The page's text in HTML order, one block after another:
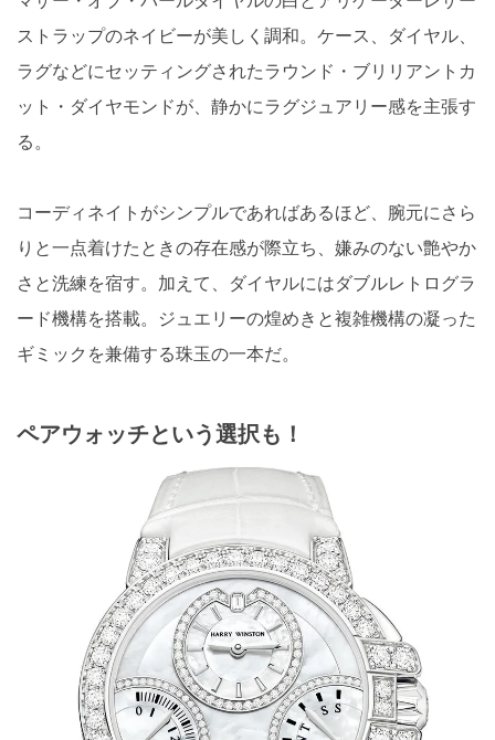
ストラップのネイビーが美しく調和。ケース、ダイヤル、
ラグなどにセッティングされたラウンド・ブリリアントカ
ット・ダイヤモンドが、静かにラグジュアリー感を主張す
る。
コーディネイトがシンプルであればあるほど、腕元にさら
りと一点着けたときの存在感が際立ち、嫌みのない艶やか
さと洗練を宿す。加えて、ダイヤルにはダブルレトログラ
ード機構を搭載。ジュエリーの煌めきと複雑機構の凝った
ギミックを兼備する珠玉の一本だ。
ペアウォッチという選択も！